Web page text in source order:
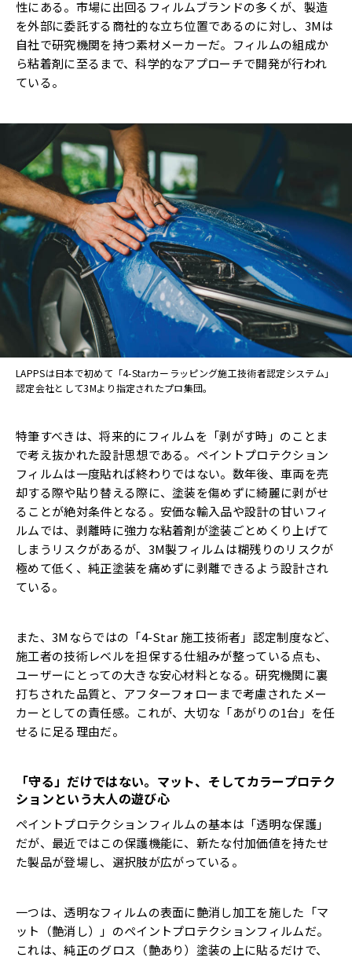
性にある。市場に出回るフィルムブランドの多くが、製造
を外部に委託する商社的な立ち位置であるのに対し、3Mは
自社で研究機関を持つ素材メーカーだ。フィルムの組成か
ら粘着剤に至るまで、科学的なアプローチで開発が行われ
ている。
LAPPSは日本で初めて「4-Starカーラッピング施工技術者認定システム」
認定会社として3Mより指定されたプロ集団。
特筆すべきは、将来的にフィルムを「剥がす時」のことま
で考え抜かれた設計思想である。ペイントプロテクション
フィルムは一度貼れば終わりではない。数年後、車両を売
却する際や貼り替える際に、塗装を傷めずに綺麗に剥がせ
ることが絶対条件となる。安価な輸入品や設計の甘いフィ
ルムでは、剥離時に強力な粘着剤が塗装ごとめくり上げて
しまうリスクがあるが、3M製フィルムは糊残りのリスクが
極めて低く、純正塗装を痛めずに剥離できるよう設計され
ている。
また、3Mならではの「4-Star 施工技術者」認定制度など、
施工者の技術レベルを担保する仕組みが整っている点も、
ユーザーにとっての大きな安心材料となる。研究機関に裏
打ちされた品質と、アフターフォローまで考慮されたメー
カーとしての責任感。これが、大切な「あがりの1台」を任
せるに足る理由だ。
「守る」だけではない。マット、そしてカラープロテク
ションという大人の遊び心
ペイントプロテクションフィルムの基本は「透明な保護」
だが、最近ではこの保護機能に、新たな付加価値を持たせ
た製品が登場し、選択肢が広がっている。
一つは、透明なフィルムの表面に艶消し加工を施した「マ
ット（艶消し）」のペイントプロテクションフィルムだ。
これは、純正のグロス（艶あり）塗装の上に貼るだけで、